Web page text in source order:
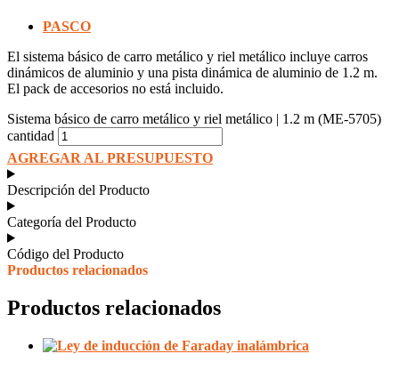
PASCO
El sistema básico de carro metálico y riel metálico incluye carros
dinámicos de aluminio y una pista dinámica de aluminio de 1.2 m.
El pack de accesorios no está incluido.
Sistema básico de carro metálico y riel metálico | 1.2 m (ME-5705)
cantidad
AGREGAR AL PRESUPUESTO
Descripción del Producto
Categoría del Producto
Código del Producto
Productos relacionados
Productos relacionados